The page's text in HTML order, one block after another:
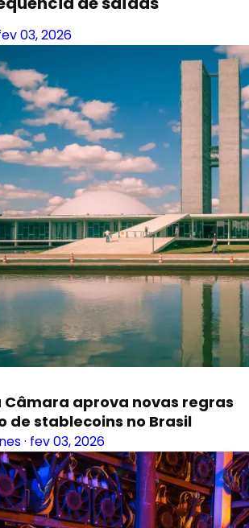
03, 2026
Câmara aprova novas regras
de stablecoins no Brasil
· fev 03, 2026